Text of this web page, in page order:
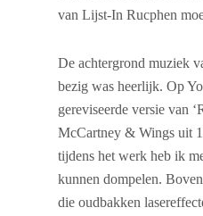
van Lijst-In Rucphen
De achtergrond muziek
bezig was heerlijk. Op
gereviseerde versie van
McCartney & Wings uit
tijdens het werk heb ik
kunnen dompelen.
die oudbakken